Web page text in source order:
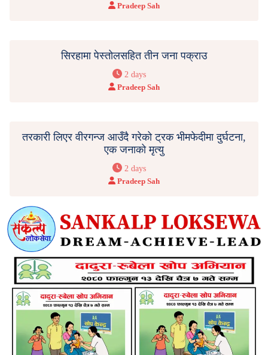
Pradeep Sah
सिरहामा पेस्तोलसहित तीन जना पक्राउ
2 days
Pradeep Sah
तरकारी लिएर वीरगन्ज आउँदै गरेको ट्रक भीमफेदीमा दुर्घटना,
एक जनाको मृत्यु
2 days
Pradeep Sah